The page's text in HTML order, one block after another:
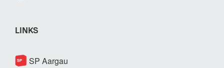
LINKS
SP Aargau